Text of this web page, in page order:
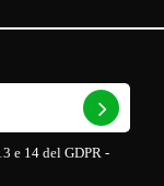
e 14 del GDPR -